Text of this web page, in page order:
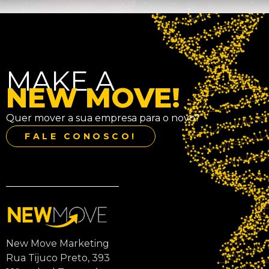
MAKE A
NEW MOVE!
Quer mover a sua empresa para o novo?
FALE CONOSCO!
New Move Marketing
Rua Tijuco Preto, 393